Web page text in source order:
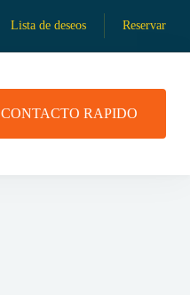
Lista de deseos Reservar
CONTACTO RAPIDO